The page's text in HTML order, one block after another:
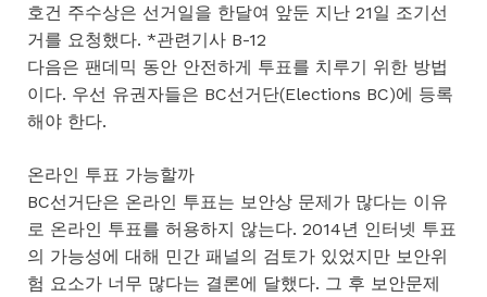
호건 주수상은 선거일을 한달여 앞둔 지난 21일 조기선
거를 요청했다. *관련기사 B-12
다음은 팬데믹 동안 안전하게 투표를 치루기 위한 방법
이다. 우선 유권자들은 BC선거단(Elections BC)에 등록
해야 한다.
온라인 투표 가능할까
BC선거단은 온라인 투표는 보안상 문제가 많다는 이유
로 온라인 투표를 허용하지 않는다. 2014년 인터넷 투표
의 가능성에 대해 민간 패널의 검토가 있었지만 보안위
험 요소가 너무 많다는 결론에 달했다. 그 후 보안문제